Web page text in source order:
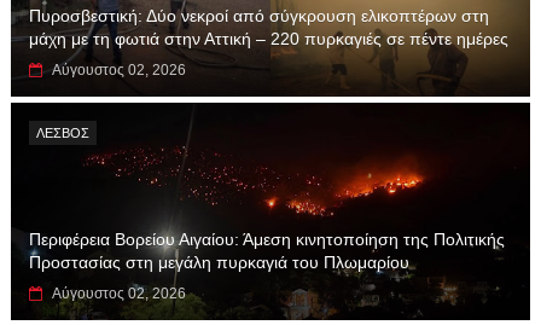
Πυροσβεστική: Δύο νεκροί από σύγκρουση ελικοπτέρων στη
μάχη με τη φωτιά στην Αττική – 220 πυρκαγιές σε πέντε ημέρες
Αύγουστος 02, 2026
ΛΕΣΒΟΣ
Περιφέρεια Βορείου Αιγαίου: Άμεση κινητοποίηση της Πολιτικής
Προστασίας στη μεγάλη πυρκαγιά του Πλωμαρίου
Αύγουστος 02, 2026